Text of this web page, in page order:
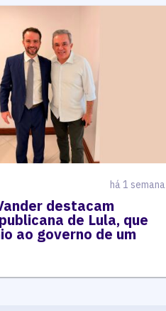
há 1 semana
destacam
de Lula, que
ao governo de um